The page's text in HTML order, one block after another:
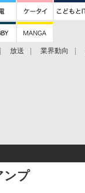
放送 業界動向
ンプ